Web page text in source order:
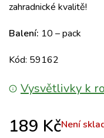
zahradnické kvalitě!
Balení: 10 – pack
Kód: 59162
Vysvětlivky k
189 KčNení